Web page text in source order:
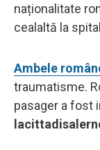
naționalitate
cealaltă la
Ambele
traumatisme.
pasager a fost